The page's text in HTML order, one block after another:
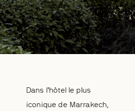
Dans l’hôtel le plus
iconique de Marrakech,